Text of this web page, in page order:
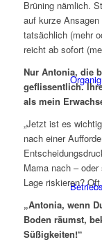
Brüning nämlich.
auf kurze
tatsächlich (mehr
reicht ab sofort
Nur Antonia, die
geflissentlich.
als mein
„Jetzt ist es
nach einer
Mama nach –
Lage riskieren?
„Antonia, wenn
Boden räumst,
Süßigkeiten!“